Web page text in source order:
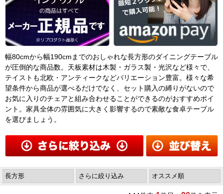
幅80cmから幅190cmまでのおしゃれな長方形のダイニングテーブル
が圧倒的な商品数。天板素材は木製・ガラス製・光沢など様々で、
テイストも北欧・アンティークなどバリエーション豊富。様々な希
望条件から商品が選べるだけでなく、セット購入の縛りがないので
お気に入りのチェアと組み合わせることができるのがおすすめポイ
ント。家具全体の雰囲気に大きく影響するので素敵な食卓テーブル
を選びましょう。